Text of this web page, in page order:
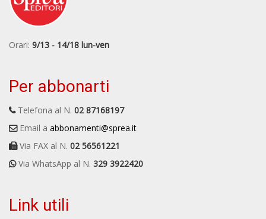
Orari: 9/13 - 14/18 lun-ven
Per abbonarti
Telefona al N. 02 87168197
Email a abbonamenti@sprea.it
Via FAX al N. 02 56561221
Via WhatsApp al N. 329 3922420
Link utili